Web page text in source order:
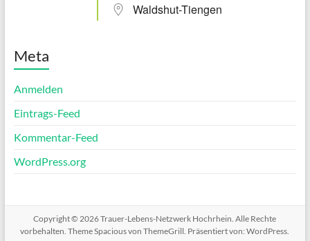
Waldshut-Tiengen
Meta
Anmelden
Eintrags-Feed
Kommentar-Feed
WordPress.org
Copyright © 2026Trauer-Lebens-Netzwerk Hochrhein. Alle Rechte
vorbehalten. ThemeSpaciousvon ThemeGrill. Präsentiert von:WordPress.